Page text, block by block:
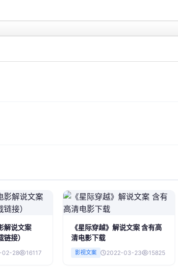
解说文案
链接）
02-28 16117
《星际穿越》解说文案 含有高
清电影下载
影视文案 2022-03-23 15825